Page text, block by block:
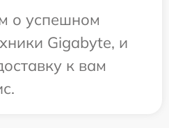
о успешном
Gigabyte, и
к вам